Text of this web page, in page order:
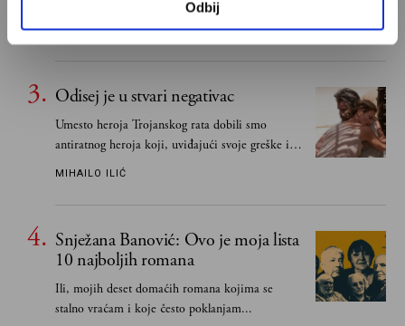
Odbij
IVAN LALIĆ
Odisej je u stvari negativac
Umesto heroja Trojanskog rata dobili smo
antiratnog heroja koji, uviđajući svoje greške i
učeći na njima, shvata da postoje stvari koje su
MIHAILO ILIĆ
Snježana Banović: Ovo je moja lista
10 najboljih romana
Ili, mojih deset domaćih romana kojima se
stalno vraćam i koje često poklanjam...